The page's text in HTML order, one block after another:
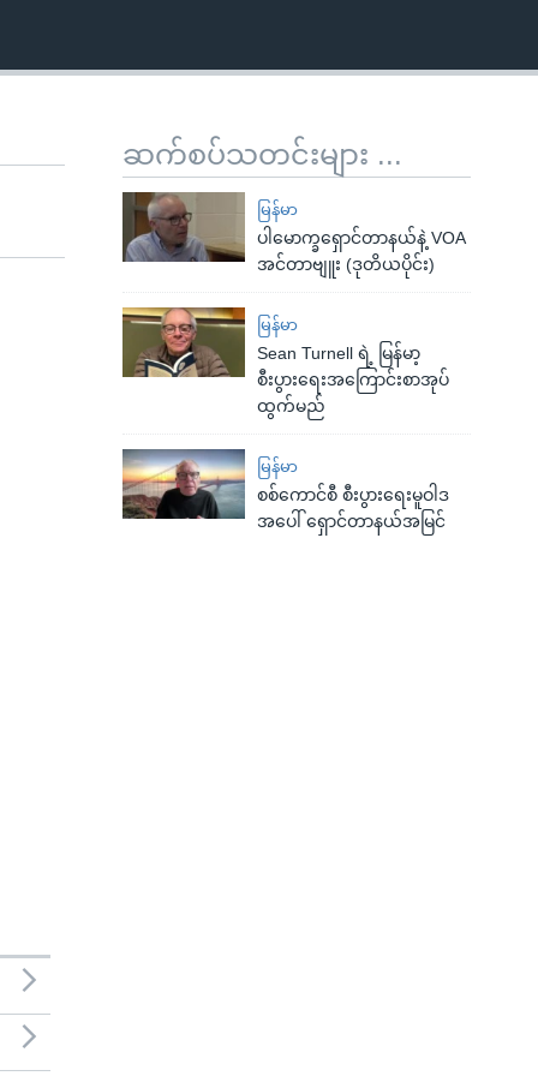
ဆက်စပ်သတင်းများ ...
မြန်မာ
ပါမောက္ခရှောင်တာနယ်နဲ့ VOA
အင်တာဗျူး (ဒုတိယပိုင်း)
မြန်မာ
Sean Turnell ရဲ့ မြန်မာ့
စီးပွားရေးအကြောင်းစာအုပ်
ထွက်မည်
မြန်မာ
စစ်ကောင်စီ စီးပွားရေးမူဝါဒ
အပေါ် ရှောင်တာနယ်အမြင်